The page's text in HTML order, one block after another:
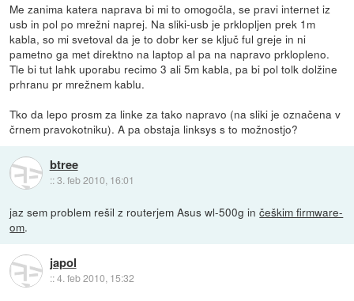
Me zanima katera naprava bi mi to omogočla, se pravi internet iz
usb in pol po mrežni naprej. Na sliki-usb je prklopljen prek 1m
kabla, so mi svetoval da je to dobr ker se ključ ful greje in ni
pametno ga met direktno na laptop al pa na napravo prklopleno.
Tle bi tut lahk uporabu recimo 3 ali 5m kabla, pa bi pol tolk dolžine
prhranu pr mrežnem kablu.
Tko da lepo prosm za linke za tako napravo (na sliki je označena v
črnem pravokotniku). A pa obstaja linksys s to možnostjo?
btree
::3. feb 2010, 16:01
jaz sem problem rešil z routerjem Asus wl-500g inčeškim firmware-
om.
japol
::4. feb 2010, 15:32